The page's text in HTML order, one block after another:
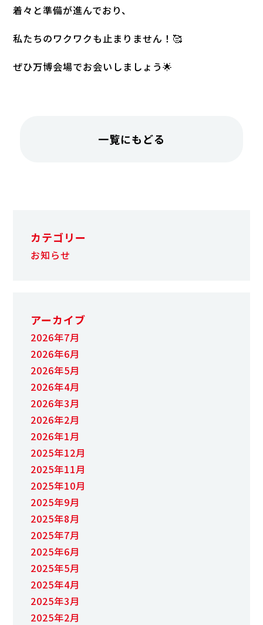
着々と準備が進んでおり、
私たちのワクワクも止まりません！🥰
ぜひ万博会場でお会いしましょう🌟
一覧にもどる
カテゴリー
お知らせ
アーカイブ
2026年7月
2026年6月
2026年5月
2026年4月
2026年3月
2026年2月
2026年1月
2025年12月
2025年11月
2025年10月
2025年9月
2025年8月
2025年7月
2025年6月
2025年5月
2025年4月
2025年3月
2025年2月